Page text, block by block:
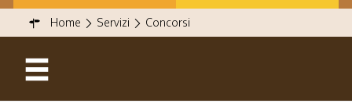
Home Servizi Concorsi